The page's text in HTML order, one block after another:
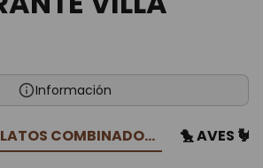
Información
COMBINADO... 🐤 AVES 🐓